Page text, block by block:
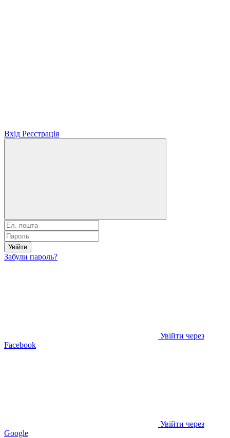
Вхід Реєстрація
Увійти
Забули пароль?
Увійти через
Facebook
Увійти через
Google